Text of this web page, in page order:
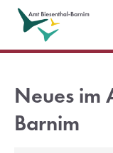
Login
Neues im
Barnim